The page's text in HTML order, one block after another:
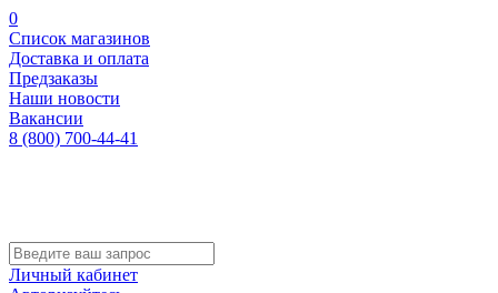
0
Список магазинов
Доставка и оплата
Предзаказы
Наши новости
Вакансии
8 (800) 700-44-41
Личный кабинет